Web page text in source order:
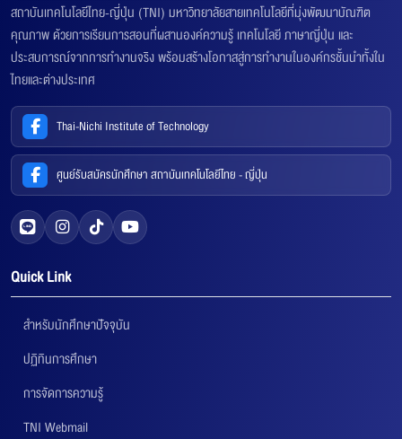
สถาบันเทคโนโลยีไทย-ญี่ปุ่น (TNI) มหาวิทยาลัยสายเทคโนโลยีที่มุ่งพัฒนาบัณฑิต
คุณภาพ ด้วยการเรียนการสอนที่ผสานองค์ความรู้ เทคโนโลยี ภาษาญี่ปุ่น และ
ประสบการณ์จากการทำงานจริง พร้อมสร้างโอกาสสู่การทำงานในองค์กรชั้นนำทั้งใน
ไทยและต่างประเทศ
Thai-Nichi Institute of Technology
ศูนย์รับสมัครนักศึกษา สถาบันเทคโนโลยีไทย - ญี่ปุ่น
Quick Link
สำหรับนักศึกษาปัจจุบัน
ปฏิทินการศึกษา
การจัดการความรู้
TNI Webmail